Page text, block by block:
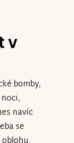
v
a
od
o
kdo
v
bomby,
navíc
se